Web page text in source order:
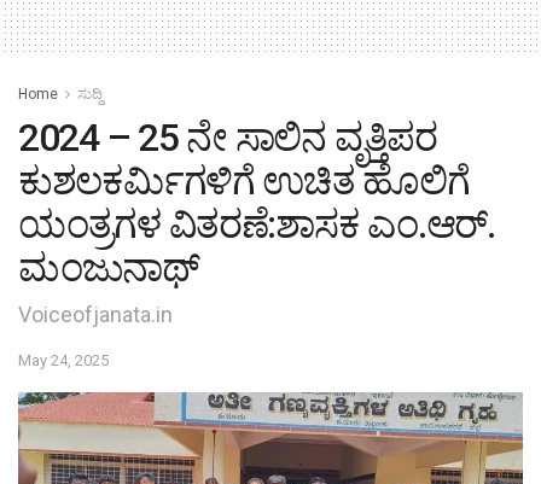
Home ಸುದ್ದಿ
2024 – 25 ನೇ ಸಾಲಿನ ವೃತ್ತಿಪರ
ಕುಶಲಕರ್ಮಿಗಳಿಗೆ ಉಚಿತ ಹೊಲಿಗೆ
ಯಂತ್ರಗಳ ವಿತರಣೆ:ಶಾಸಕ ಎಂ.ಆರ್.
ಮಂಜುನಾಥ್
Voiceofjanata.in
May 24, 2025